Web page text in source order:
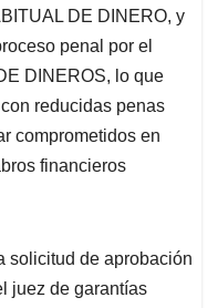
DE DINERO, y
penal por el
DINEROS, lo que
reducidas penas
comprometidos en
financieros
solicitud de aprobación
juez de garantías